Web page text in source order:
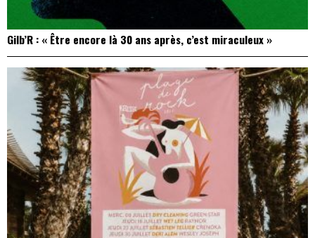
Gilb’R : « Être encore là 30 ans après, c’est miraculeux »